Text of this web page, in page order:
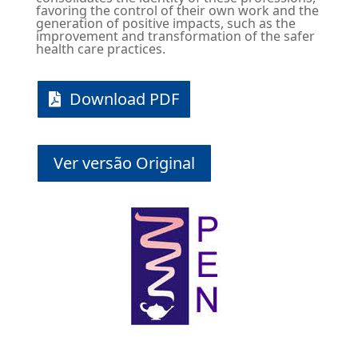
favoring the control of their own work and the
generation of positive impacts, such as the
improvement and transformation of the safer
health care practices.
Download PDF
Ver versão Original